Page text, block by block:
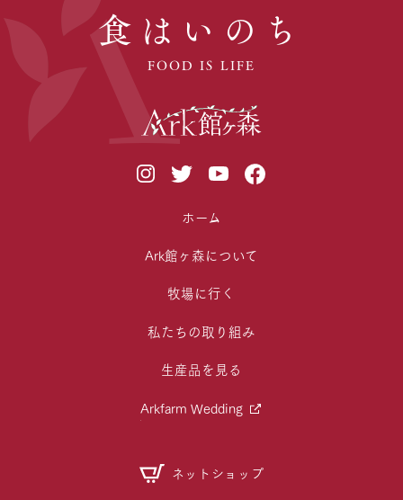
食はいのち
FOOD IS LIFE
ホーム
Ark館ヶ森について
牧場に行く
私たちの取り組み
生産品を見る
Arkfarm Wedding
ネットショップ